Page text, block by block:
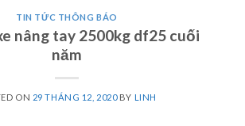
TIN TỨC THÔNG BÁO
nâng tay 2500kg df25 cuối
năm
ON 29 THÁNG 12, 2020BY LINH